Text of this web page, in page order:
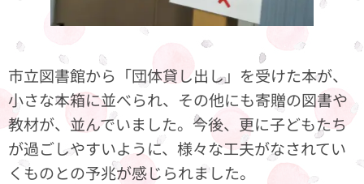
市立図書館から「団体貸し出し」を受けた本が、
小さな本箱に並べられ、その他にも寄贈の図書や
教材が、並んでいました。今後、更に子どもたち
が過ごしやすいように、様々な工夫がなされてい
くものとの予兆が感じられました。